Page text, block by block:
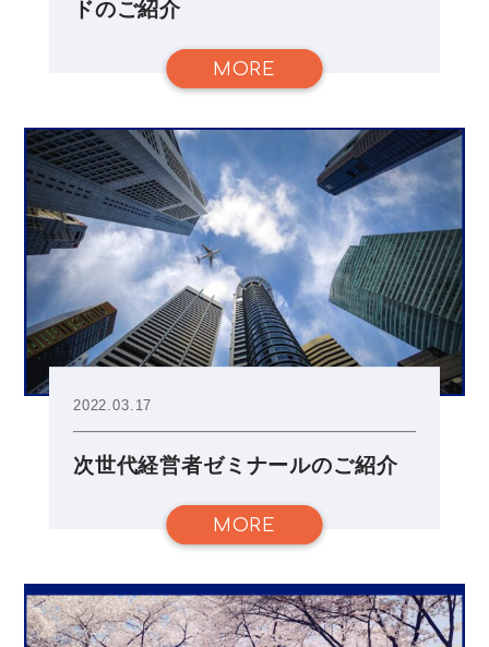
ドのご紹介
MORE
2022.03.17
次世代経営者ゼミナールのご紹介
MORE